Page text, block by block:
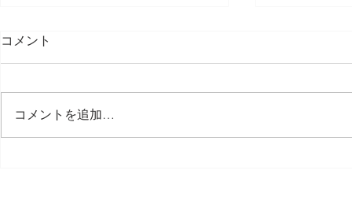
コメント
コメントを追加…